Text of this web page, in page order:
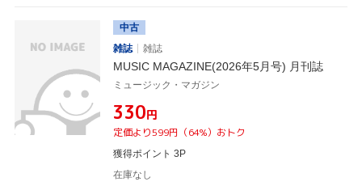
中古
雑誌
雑誌
MUSIC MAGAZINE(2026年5月号) 月刊誌
ミュージック・マガジン
¥330円
定価より599円（64%）おトク
獲得ポイント 3P
在庫なし